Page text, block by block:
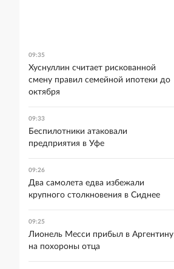
09:35
Хуснуллин считает рискованной
смену правил семейной ипотеки до
октября
09:33
Беспилотники атаковали
предприятия в Уфе
09:26
Два самолета едва избежали
крупного столкновения в Сиднее
09:25
Лионель Месси прибыл в Аргентину
на похороны отца